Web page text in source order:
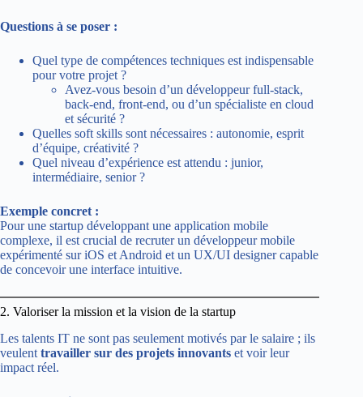
Questions à se poser :
Quel type de compétences techniques est indispensable
pour votre projet ?
Avez-vous besoin d’un développeur full-stack,
back-end, front-end, ou d’un spécialiste en cloud
et sécurité ?
Quelles soft skills sont nécessaires : autonomie, esprit
d’équipe, créativité ?
Quel niveau d’expérience est attendu : junior,
intermédiaire, senior ?
Exemple concret :
Pour une startup développant une application mobile
complexe, il est crucial de recruter un développeur mobile
expérimenté sur iOS et Android et un UX/UI designer capable
de concevoir une interface intuitive.
2. Valoriser la mission et la vision de la startup
Les talents IT ne sont pas seulement motivés par le salaire ; ils
veulent travailler sur des projets innovants et voir leur
impact réel.